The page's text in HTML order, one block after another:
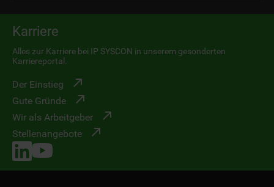
Karriere
Alles zur Karriere bei IP SYSCON in unserem gesonderten
Karriereportal.
Der Einstieg
Gute Gründe
Wir als Arbeitgeber
Stellenangebote